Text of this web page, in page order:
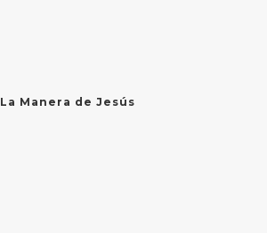
La Manera de Jesús